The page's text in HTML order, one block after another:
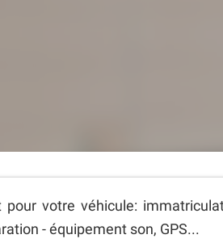
pour votre véhicule:
- équipement son, GPS...